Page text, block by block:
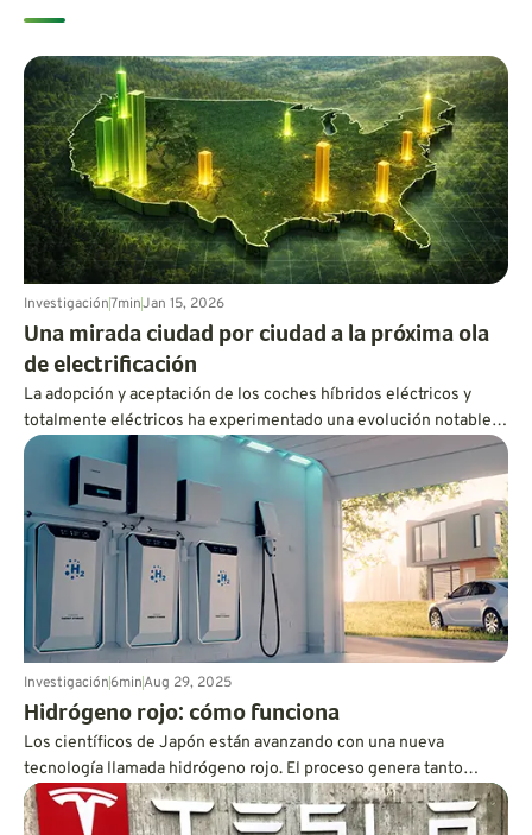
Investigación7minJan 15, 2026
Una mirada ciudad por ciudad a la próxima ola
de electrificación
La adopción y aceptación de los coches híbridos eléctricos y
totalmente eléctricos ha experimentado una evolución notable
en los últimos 25 años. Comenzando con el Toyota Prius, que
llegó a Estados Unidos en 2000, y el General Motors EV1 en
1998, hemos sido testigos de un crecimiento asombroso del
transporte personal electrificado. Ahora, GreenCars presenta su
primer documento técnico sobre el nivel de aceptación de los
vehículos eléctricos y hacia dónde podría ir.
Investigación6minAug 29, 2025
Hidrógeno rojo: cómo funciona
Los científicos de Japón están avanzando con una nueva
tecnología llamada hidrógeno rojo. El proceso genera tanto
electricidad de origen nuclear como hidrógeno limpio, lo que
abre la puerta a más opciones de vehículos con cero emisiones.